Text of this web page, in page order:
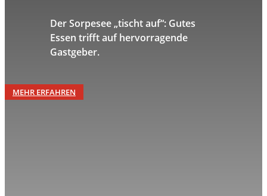
Der Sorpesee „tischt auf“: Gutes
Essen trifft auf hervorragende
Gastgeber.
MEHR ERFAHREN